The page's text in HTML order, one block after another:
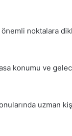
önemli noktalara
konumu ve
uzman